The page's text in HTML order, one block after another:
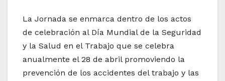
La Jornada se enmarca dentro de los actos
de celebración al Día Mundial de la Seguridad
y la Salud en el Trabajo que se celebra
anualmente el 28 de abril promoviendo la
prevención de los accidentes del trabajo y las